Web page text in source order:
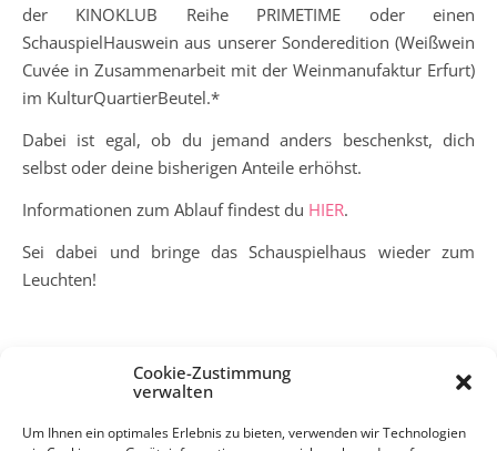
Cookie-Zustimmung
verwalten
Um Ihnen ein optimales Erlebnis zu bieten, verwenden wir Technologien
der KINOKLUB Reihe PRIMETIME oder einen
SchauspielHauswein aus unserer Sonderedition (Weißwein
Cuvée in Zusammenarbeit mit der Weinmanufaktur Erfurt)
im KulturQuartierBeutel.*
Dabei ist egal, ob du jemand anders beschenkst, dich
selbst oder deine bisherigen Anteile erhöhst.
Informationen zum Ablauf findest du HIER.
Sei dabei und bringe das Schauspielhaus wieder zum
Leuchten!
*Die Gutscheine erhältst du nach erfolgter Zahlung und
dem Ende des Aktionszeitraums.